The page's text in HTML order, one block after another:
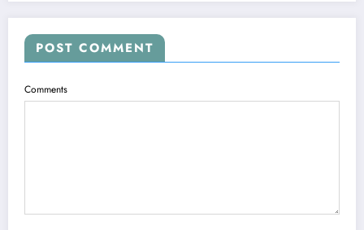
POST COMMENT
Comments